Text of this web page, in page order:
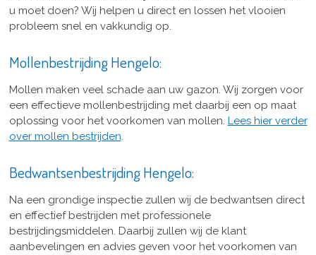
u moet doen? Wij helpen u direct en lossen het vlooien
probleem snel en vakkundig op.
Mollenbestrijding Hengelo:
Mollen maken veel schade aan uw gazon. Wij zorgen voor
een effectieve mollenbestrijding met daarbij een op maat
oplossing voor het voorkomen van mollen. Lees hier verder
over mollen bestrijden.
Bedwantsenbestrijding Hengelo:
Na een grondige inspectie zullen wij de bedwantsen direct
en effectief bestrijden met professionele
bestrijdingsmiddelen. Daarbij zullen wij de klant
aanbevelingen en advies geven voor het voorkomen van